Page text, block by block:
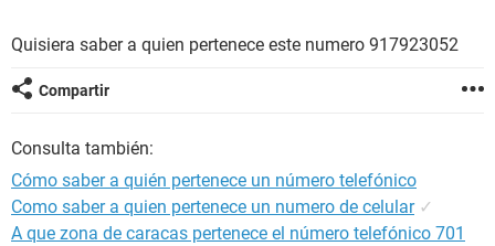
Quisiera saber a quien pertenece este numero 917923052
Compartir
Consulta también:
Cómo saber a quién pertenece un número telefónico
Como saber a quien pertenece un numero de celular ✓
A que zona de caracas pertenece el número telefónico 701